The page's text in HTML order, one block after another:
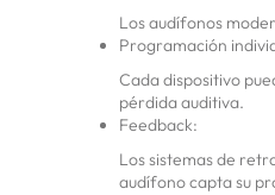
Los audífonos
Programación
Cada dispositivo
pérdida auditiva.
Feedback:
Los sistemas de
audífono capta su